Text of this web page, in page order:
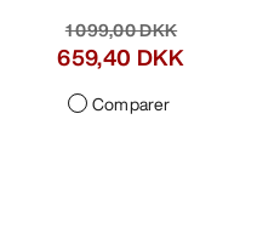
1 099,00 DKK
659,40 DKK
Comparer